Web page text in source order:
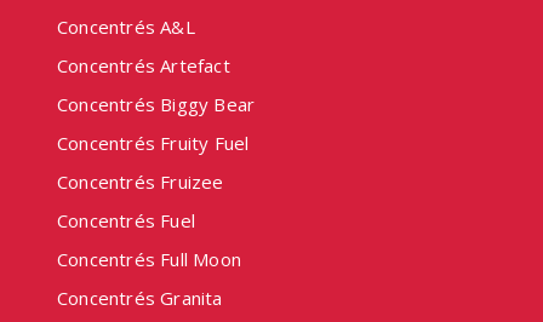
Concentrés A&L
Concentrés Artefact
Concentrés Biggy Bear
Concentrés Fruity Fuel
Concentrés Fruizee
Concentrés Fuel
Concentrés Full Moon
Concentrés Granita